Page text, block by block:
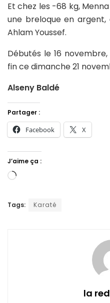
Et chez les -68 kg,
une breloque en
Ahlam Youssef.
Débutés le 16
fin ce dimanche 21
Alseny Baldé
Partager :
Facebook X
J’aime ça :
Chargement…
Tags: Karaté
la